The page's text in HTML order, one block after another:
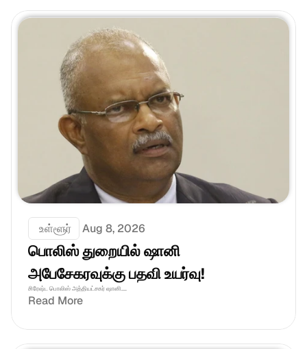
உள்ளூர் Aug 8, 2026
பொலிஸ் துறையில் ஷானி
அபேசேகரவுக்கு பதவி உயர்வு!
சிரேஷ்ட பொலிஸ் அத்தியட்சகர் ஷானி....
Read More